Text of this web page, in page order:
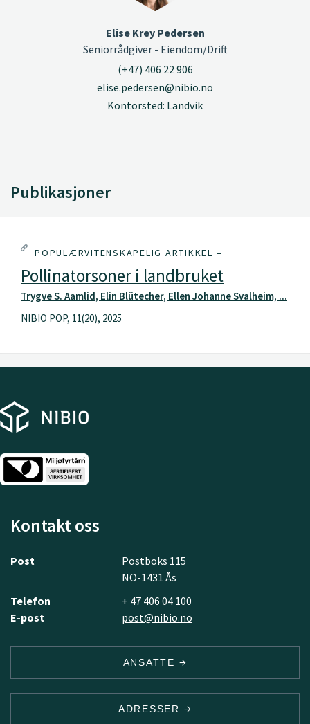
Elise Krey Pedersen
Seniorrådgiver - Eiendom/Drift
(+47) 406 22 906
elise.pedersen@nibio.no
Kontorsted: Landvik
Publikasjoner
POPULÆRVITENSKAPELIG ARTIKKEL –
Pollinatorsoner i landbruket
Trygve S. Aamlid, Elin Blütecher, Ellen Johanne Svalheim, ...
NIBIO POP, 11(20), 2025
Kontakt oss
Post
Postboks 115
NO-1431 Ås
Telefon
+ 47 406 04 100
E-post
post@nibio.no
ANSATTE
ADRESSER